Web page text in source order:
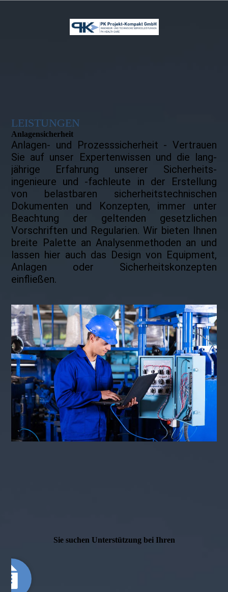
LEISTUNGEN
Anlagen­­sicherheit
Anlagen- und Prozesssicherheit - Vertrauen
Sie auf unser Experten­wissen und die lang­­
jährige Erfah­rung unserer Sicher­heits­
ingenieure und -fach­leute in der Erstellung
von belast­baren sicher­heits­technischen
Dokumenten und Konzepten, immer unter
Beach­tung der geltenden gesetzlichen
Vorschriften und Regularien. Wir bieten Ihnen
breite Palette an Analysen­methoden an und
lassen hier auch das Design von Equipment,
Anlagen oder Sicherheitskonzepten
einfließen.
Sie suchen Unterstützung bei Ihren